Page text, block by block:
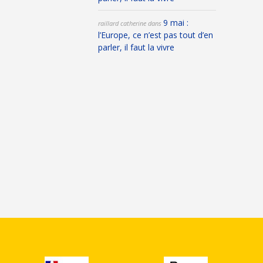
raillard catherinedans 9 mai :
l’Europe, ce n’est pas tout d’en
parler, il faut la vivre